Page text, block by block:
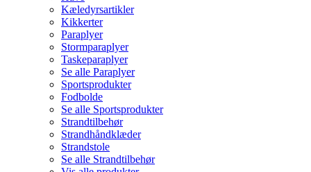
Kæledyrsartikler
Kikkerter
Paraplyer
Stormparaplyer
Taskeparaplyer
Se alle Paraplyer
Sportsprodukter
Fodbolde
Se alle Sportsprodukter
Strandtilbehør
Strandhåndklæder
Strandstole
Se alle Strandtilbehør